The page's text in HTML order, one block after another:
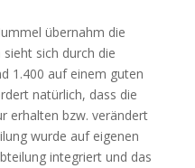
übernahm die
sich durch die
1.400 auf einem guten
natürlich, dass die
erhalten bzw. verändert
wurde auf eigenen
integriert und das